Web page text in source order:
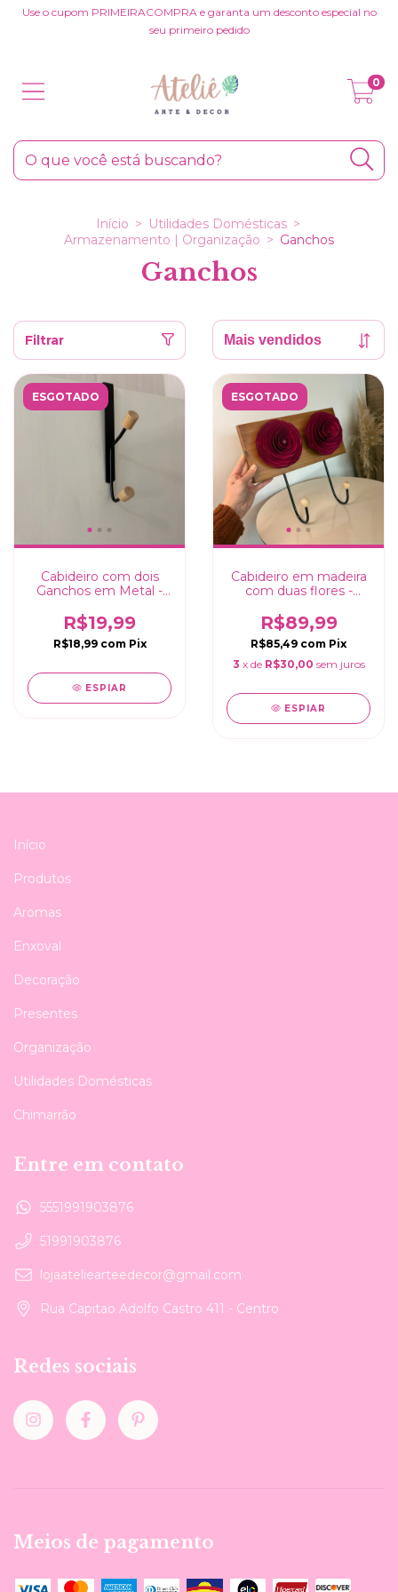
Use o cupom PRIMEIRACOMPRA e garanta um desconto especial no
seu primeiro pedido
0
Início > Utilidades Domésticas >
Armazenamento | Organização > Ganchos
Ganchos
Filtrar
ESGOTADO
Cabideiro com dois
Ganchos em Metal -
R$19,99
R$18,99 com Pix
ESPIAR
ESGOTADO
Cabideiro em madeira
com duas flores -
R$89,99
R$85,49 com Pix
3 x de R$30,00 sem juros
ESPIAR
Início
Produtos
Aromas
Enxoval
Decoração
Presentes
Organização
Utilidades Domésticas
Chimarrão
Entre em contato
5551991903876
51991903876
lojaateliearteedecor@gmail.com
Rua Capitao Adolfo Castro 411 - Centro
Redes sociais
Meios de pagamento